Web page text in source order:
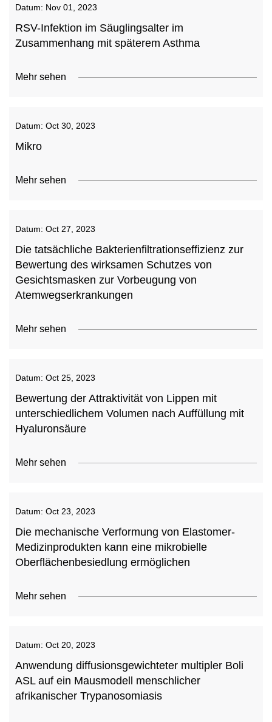
Datum: Nov 01, 2023
RSV-Infektion im Säuglingsalter im
Zusammenhang mit späterem Asthma
Mehr sehen
Datum: Oct 30, 2023
Mikro
Mehr sehen
Datum: Oct 27, 2023
Die tatsächliche Bakterienfiltrationseffizienz zur
Bewertung des wirksamen Schutzes von
Gesichtsmasken zur Vorbeugung von
Atemwegserkrankungen
Mehr sehen
Datum: Oct 25, 2023
Bewertung der Attraktivität von Lippen mit
unterschiedlichem Volumen nach Auffüllung mit
Hyaluronsäure
Mehr sehen
Datum: Oct 23, 2023
Die mechanische Verformung von Elastomer-
Medizinprodukten kann eine mikrobielle
Oberflächenbesiedlung ermöglichen
Mehr sehen
Datum: Oct 20, 2023
Anwendung diffusionsgewichteter multipler Boli
ASL auf ein Mausmodell menschlicher
afrikanischer Trypanosomiasis